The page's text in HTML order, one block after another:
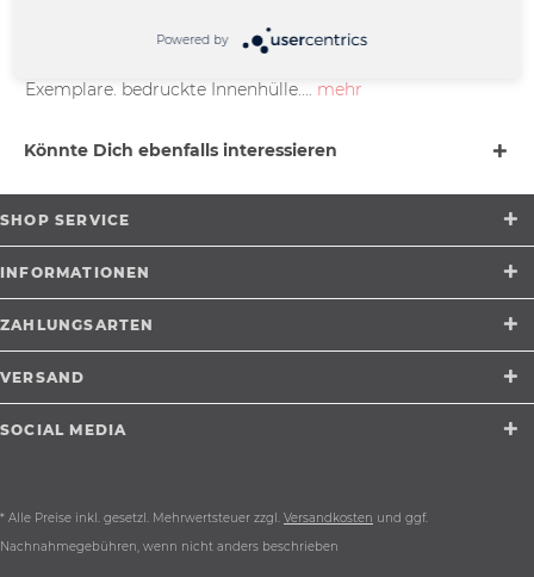
Exemplare. bedruckte Innenhülle.... mehr
Könnte Dich ebenfalls interessieren
SHOP SERVICE
INFORMATIONEN
ZAHLUNGSARTEN
VERSAND
SOCIAL MEDIA
* Alle Preise inkl. gesetzl. Mehrwertsteuer zzgl. Versandkosten und ggf.
Nachnahmegebühren, wenn nicht anders beschrieben
Powered by